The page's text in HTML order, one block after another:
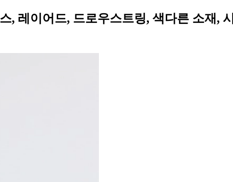
, 레이어드, 드로우스트링, 색다른 소재,